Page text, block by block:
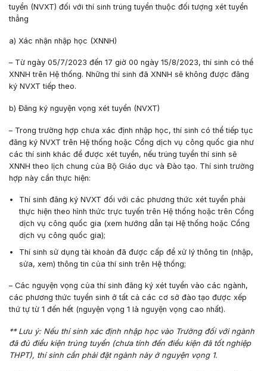
tuyển (NVXT) đối với thí sinh trúng tuyển thuộc đối tượng xét tuyển
thẳng
a) Xác nhận nhập học (XNNH)
– Từ ngày 05/7/2023 đến 17 giờ 00 ngày 15/8/2023, thí sinh có thể
XNNH trên Hệ thống. Những thí sinh đã XNNH sẽ không được đăng
ký NVXT tiếp theo.
b) Đăng ký nguyện vọng xét tuyển (NVXT)
– Trong trường hợp chưa xác định nhập học, thí sinh có thể tiếp tục
đăng ký NVXT trên Hệ thống hoặc Cổng dịch vụ công quốc gia như
các thí sinh khác để được xét tuyển, nếu trúng tuyển thí sinh sẽ
XNNH theo lịch chung của Bộ Giáo dục và Đào tạo. Thí sinh trường
hợp này cần thực hiện:
Thí sinh đăng ký NVXT đối với các phương thức xét tuyển phải
thực hiện theo hình thức trực tuyến trên Hệ thống hoặc trên Cổng
dịch vụ công quốc gia (xem hướng dẫn tại Hệ thống hoặc Cổng
dịch vụ công quốc gia);
Thí sinh sử dụng tài khoản đã được cấp để xử lý thông tin (nhập,
sửa, xem) thông tin của thí sinh trên Hệ thống;
– Các nguyện vọng của thí sinh đăng ký xét tuyển vào các ngành,
các phương thức tuyển sinh ở tất cả các cơ sở đào tạo được xếp
thứ tự từ 1 đến hết (nguyện vọng 1 là nguyện vọng cao nhất).
** Lưu ý: Nếu thí sinh xác định nhập học vào Trường đối với ngành
đã đủ điều kiện trúng tuyển (chưa tính đến điều kiện đã tốt nghiệp
THPT), thí sinh cần phải đặt ngành này ở nguyện vọng 1.